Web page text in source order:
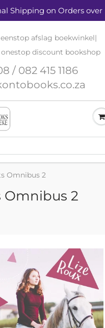
Shipping on Orders over
afslag boekwinkel|
onestop discount bookshop
/ 082 415 1186
Omnibus 2
Omnibus 2